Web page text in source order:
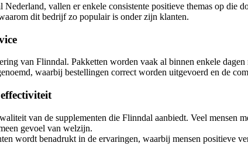
vallen er enkele consistente positieve themas op
dit bedrijf zo populair is onder zijn klanten.
van Flinndal. Pakketten worden vaak al binnen enkele
waarbij bestellingen correct worden uitgevoerd en de
van de supplementen die Flinndal aanbiedt. Veel mensen
gevoel van welzijn.
wordt benadrukt in de ervaringen, waarbij mensen positieve